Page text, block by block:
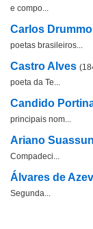
e compo...
Carlos
poetas brasileiros...
Castro Alves
poeta da Te...
Candido
principais nom...
Ariano
Compadeci...
Álvares de
Segunda...